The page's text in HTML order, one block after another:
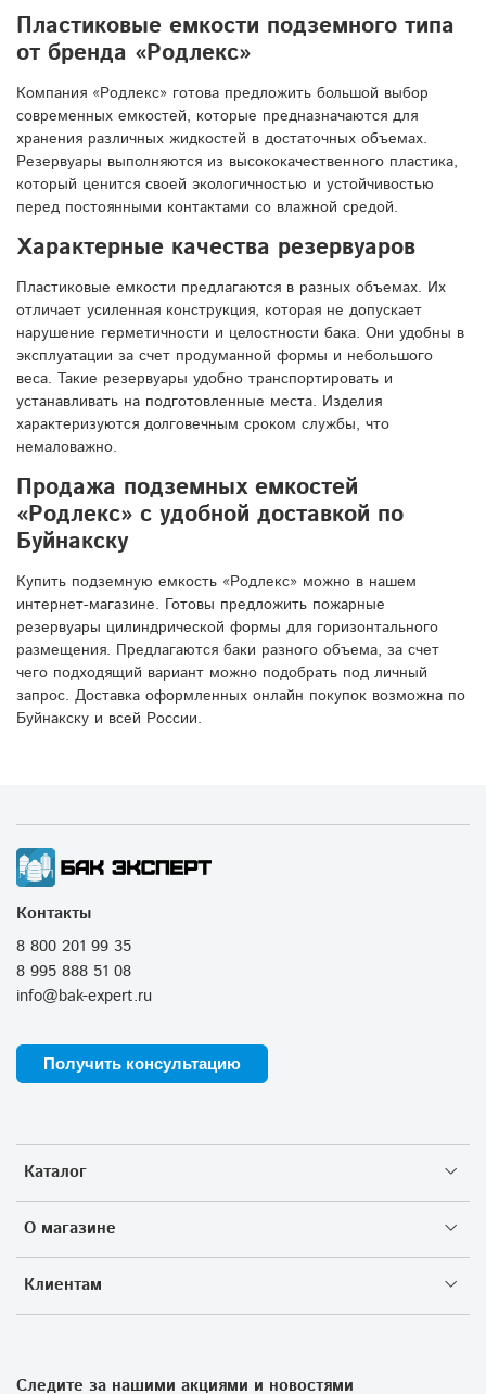
Пластиковые емкости подземного типа
от бренда «Родлекс»
Компания «Родлекс» готова предложить большой выбор
современных емкостей, которые предназначаются для
хранения различных жидкостей в достаточных объемах.
Резервуары выполняются из высококачественного пластика,
который ценится своей экологичностью и устойчивостью
перед постоянными контактами со влажной средой.
Характерные качества резервуаров
Пластиковые емкости предлагаются в разных объемах. Их
отличает усиленная конструкция, которая не допускает
нарушение герметичности и целостности бака. Они удобны в
эксплуатации за счет продуманной формы и небольшого
веса. Такие резервуары удобно транспортировать и
устанавливать на подготовленные места. Изделия
характеризуются долговечным сроком службы, что
немаловажно.
Продажа подземных емкостей
«Родлекс» с удобной доставкой по
Буйнакску
Купить подземную емкость «Родлекс» можно в нашем
интернет-магазине. Готовы предложить пожарные
резервуары цилиндрической формы для горизонтального
размещения. Предлагаются баки разного объема, за счет
чего подходящий вариант можно подобрать под личный
запрос. Доставка оформленных онлайн покупок возможна по
Буйнакску и всей России.
Каталог
О магазине
Клиентам
Контакты
8 800 201 99 35
8 995 888 51 08
info@bak-expert.ru
Получить консультацию
Следите за нашими акциями и новостями